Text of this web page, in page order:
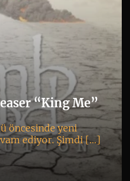
“King Me”
öncesinde yeni
ediyor. Şimdi […]